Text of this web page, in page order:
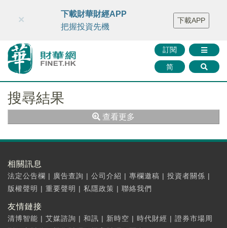
財華智庫網 FINTV FINMETA 財華證券 媒體矩陣
智庫沙龍
聯絡我們
訂閱
简
×
下載財華財經APP
把握投資先機
下載APP
搜尋結果
查看更多
相關訊息
法定公告欄 | 廣告查詢 | 公司介紹 | 專欄邀稿 | 投資者關係 |
版權聲明 | 重要聲明 | 私隱政策 | 聯絡我們
友情鏈接
清博智能 | 艾媒諮詢 | 和訊 | 新時空 | 時代財經 | 證券市場周